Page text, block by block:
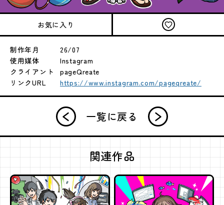
制作年月
26/07
使用媒体
Instagram
クライアント
pageQreate
リンクURL
https://www.instagram.com/pageqreate/
お気に入り
一覧に戻る
関連作品